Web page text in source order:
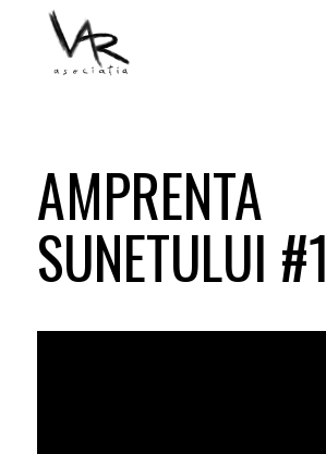
AMPRENTA
SUNETULUI #1